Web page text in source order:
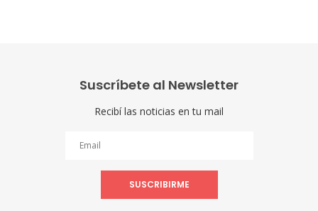
Suscríbete al Newsletter
Recibí las noticias en tu mail
SUSCRIBIRME